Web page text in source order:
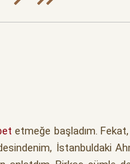
etmeğe başladım.
İstanbuldaki